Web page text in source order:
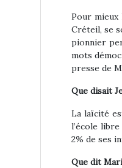
Pour mieux
Créteil, se
pionnier
mots
presse de
Que disait
La laïcité
l’école
2% de ses
Que dit